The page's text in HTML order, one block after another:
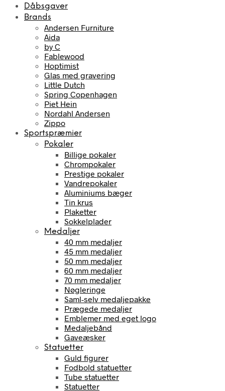
Dåbsgaver
Brands
Andersen Furniture
Aida
by C
Fablewood
Hoptimist
Glas med gravering
Little Dutch
Spring Copenhagen
Piet Hein
Nordahl Andersen
Zippo
Sportspræmier
Pokaler
Billige pokaler
Chrompokaler
Prestige pokaler
Vandrepokaler
Aluminiums bæger
Tin krus
Plaketter
Sokkelplader
Medaljer
40 mm medaljer
45 mm medaljer
50 mm medaljer
60 mm medaljer
70 mm medaljer
Nøgleringe
Saml-selv medaljepakke
Prægede medaljer
Emblemer med eget logo
Medaljebånd
Gaveæsker
Statuetter
Guld figurer
Fodbold statuetter
Tube statuetter
Statuetter